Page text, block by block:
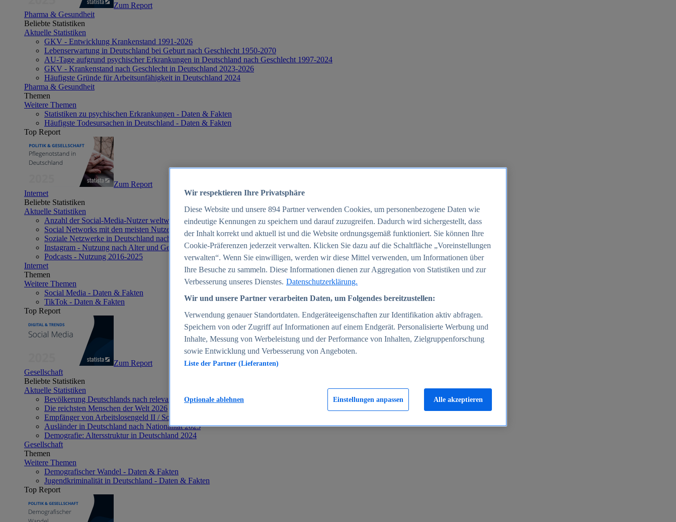
Zum Report
Pharma & Gesundheit
Beliebte Statistiken
Aktuelle Statistiken
GKV - Entwicklung Krankenstand 1991-2026
Lebenserwartung in Deutschland bei Geburt nach Geschlecht 1950-2070
AU-Tage aufgrund psychischer Erkrankungen in Deutschland nach Geschlecht 1997-2024
GKV - Krankenstand nach Geschlecht in Deutschland 2023-2026
Häufigste Gründe für Arbeitsunfähigkeit in Deutschland 2024
Pharma & Gesundheit
Themen
Weitere Themen
Statistiken zu psychischen Erkrankungen - Daten & Fakten
Häufigste Todesursachen in Deutschland - Daten & Fakten
Top Report
Zum Report
Internet
Beliebte Statistiken
Aktuelle Statistiken
Anzahl der Social-Media-Nutzer weltweit 2012-2025
Social Networks mit den meisten Nutzern weltweit 2025
Soziale Netzwerke in Deutschland nach Generationen 2025
Instagram - Nutzung nach Alter und Geschlecht in Deutschland 2025
Podcasts - Nutzung 2016-2025
Internet
Themen
Weitere Themen
Social Media - Daten & Fakten
TikTok - Daten & Fakten
Top Report
Zum Report
Gesellschaft
Beliebte Statistiken
Aktuelle Statistiken
Bevölkerung Deutschlands nach relevanten Altersgruppen 2024
Die reichsten Menschen der Welt 2026
Empfänger von Arbeitslosengeld II / Sozialgeld / Bürgergeld in Deutschland 2005-2025
Ausländer in Deutschland nach Nationalität 2025
Demografie: Altersstruktur in Deutschland 2024
Gesellschaft
Themen
Weitere Themen
Demografischer Wandel - Daten & Fakten
Jugendkriminalität in Deutschland - Daten & Fakten
Top Report
Wir respektieren Ihre Privatsphäre
Diese Website und unsere 894 Partner verwenden Cookies, um personenbezogene Daten wie
eindeutige Kennungen zu speichern und darauf zuzugreifen. Dadurch wird sichergestellt, dass
der Inhalt korrekt und aktuell ist und die Website ordnungsgemäß funktioniert. Sie können Ihre
Cookie-Präferenzen jederzeit verwalten. Klicken Sie dazu auf die Schaltfläche „Voreinstellungen
verwalten“. Wenn Sie einwilligen, werden wir diese Mittel verwenden, um Informationen über
Ihre Besuche zu sammeln. Diese Informationen dienen zur Aggregation von Statistiken und zur
Verbesserung unseres Dienstes. Datenschutzerklärung.
Wir und unsere Partner verarbeiten Daten, um Folgendes bereitzustellen:
Verwendung genauer Standortdaten. Endgeräteeigenschaften zur Identifikation aktiv abfragen.
Speichern von oder Zugriff auf Informationen auf einem Endgerät. Personalisierte Werbung und
Inhalte, Messung von Werbeleistung und der Performance von Inhalten, Zielgruppenforschung
sowie Entwicklung und Verbesserung von Angeboten.
Liste der Partner (Lieferanten)
Einstellungen anpassen
Optionale ablehnen Alle akzeptieren